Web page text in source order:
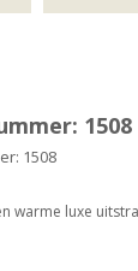
1508
1508
warme luxe